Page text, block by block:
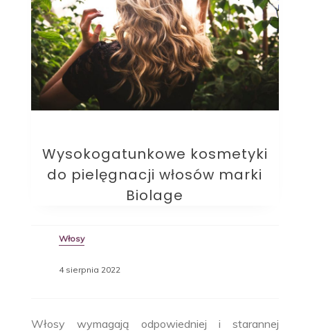
Wysokogatunkowe kosmetyki
do pielęgnacji włosów marki
Biolage
Włosy
4 sierpnia 2022
Włosy wymagają odpowiedniej i starannej